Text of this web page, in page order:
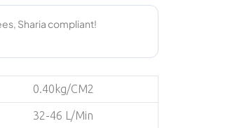
0.40kg/CM2
32-46 L/Min